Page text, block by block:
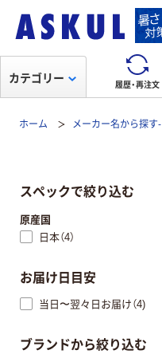
履歴・再注文
カテゴリー
ホーム メーカー名から探す-
スペックで絞り込む
原産国
日本（4）
お届け日目安
当日〜翌々日お届け（4)
ブランドから絞り込む